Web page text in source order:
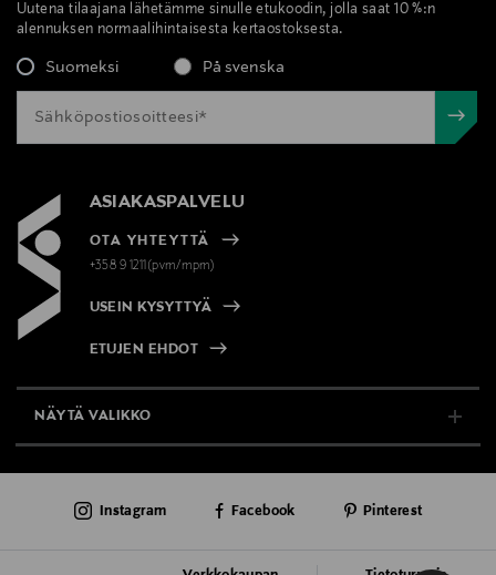
Uutena tilaajana lähetämme sinulle etukoodin, jolla saat 10 %:n
alennuksen normaalihintaisesta kertaostoksesta.
Suomeksi På svenska
ASIAKASPALVELU
OTA YHTEYTTÄ
+358 9 1211(pvm/mpm)
USEIN KYSYTTYÄ
ETUJEN EHDOT
NÄYTÄ VALIKKO
AJANKOHTAISTA
Instagram Facebook Pinterest